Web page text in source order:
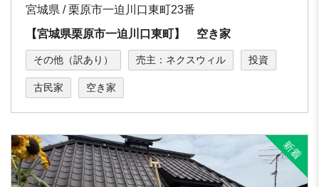
宮城県 / 栗原市一迫川口東町23番
【宮城県栗原市一迫川口東町】 空き家
その他（訳あり） 売主：ネクスウィル 投資
古民家 空き家